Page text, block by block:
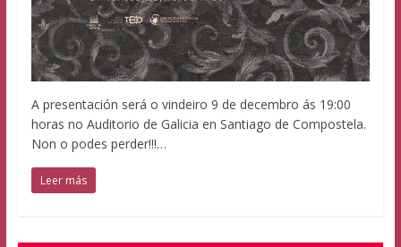
A presentación será o vindeiro 9 de decembro ás 19:00
horas no Auditorio de Galicia en Santiago de Compostela.
Non o podes perder!!!…
Leer más